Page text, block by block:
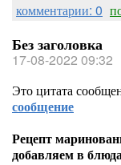
комментарии: 0
Без заголовка
17-08-2022 09:32
Это цитата
сообщение
Рецепт
добавляем в